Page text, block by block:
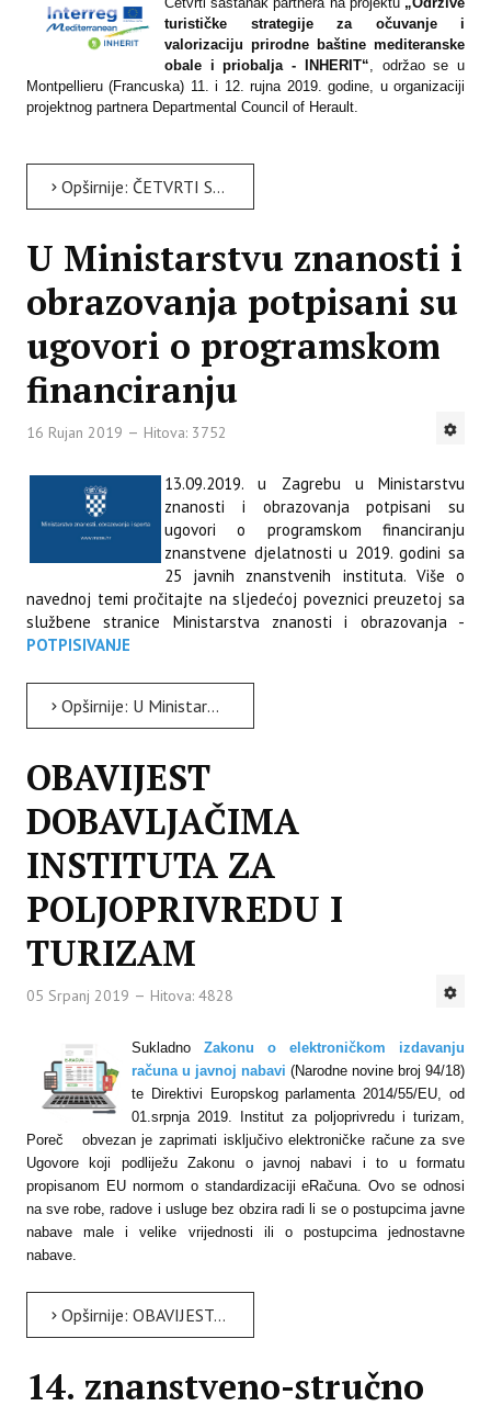
turističke strategije za očuvanje i
valorizaciju prirodne baštine mediteranske
obale i priobalja - INHERIT“, održao se u
Montpellieru (Francuska) 11. i 12. rujna 2019. godine, u organizaciji
projektnog partnera Departmental Council of Herault.
Opširnije: ČETVRTI SASTANAK PARTNERA NA PROJEKTU INHERIT
U Ministarstvu znanosti i
obrazovanja potpisani su
ugovori o programskom
financiranju
16 Rujan 2019 Hitova: 3752
13.09.2019. u Zagrebu u Ministarstvu
znanosti i obrazovanja potpisani su
ugovori o programskom financiranju
znanstvene djelatnosti u 2019. godini sa
25 javnih znanstvenih instituta. Više o
navednoj temi pročitajte na sljedećoj poveznici preuzetoj sa
službene stranice Ministarstva znanosti i obrazovanja -
POTPISIVANJE
Opširnije: U Ministarstvu znanosti i obrazovanja potpisani su ugovori o programskom financiranju
OBAVIJEST
DOBAVLJAČIMA
INSTITUTA ZA
POLJOPRIVREDU I
TURIZAM
05 Srpanj 2019 Hitova: 4828
Sukladno Zakonu o elektroničkom izdavanju
računa u javnoj nabavi (Narodne novine broj 94/18)
te Direktivi Europskog parlamenta 2014/55/EU, od
01.srpnja 2019. Institut za poljoprivredu i turizam,
Poreč obvezan je zaprimati isključivo elektroničke račune za sve
Ugovore koji podliježu Zakonu o javnoj nabavi i to u formatu
propisanom EU normom o standardizaciji eRačuna. Ovo se odnosi
na sve robe, radove i usluge bez obzira radi li se o postupcima javne
nabave male i velike vrijednosti ili o postupcima jednostavne
nabave.
Opširnije: OBAVIJEST DOBAVLJAČIMA INSTITUTA ZA POLJOPRIVREDU I TURIZAM
14. znanstveno-stručno